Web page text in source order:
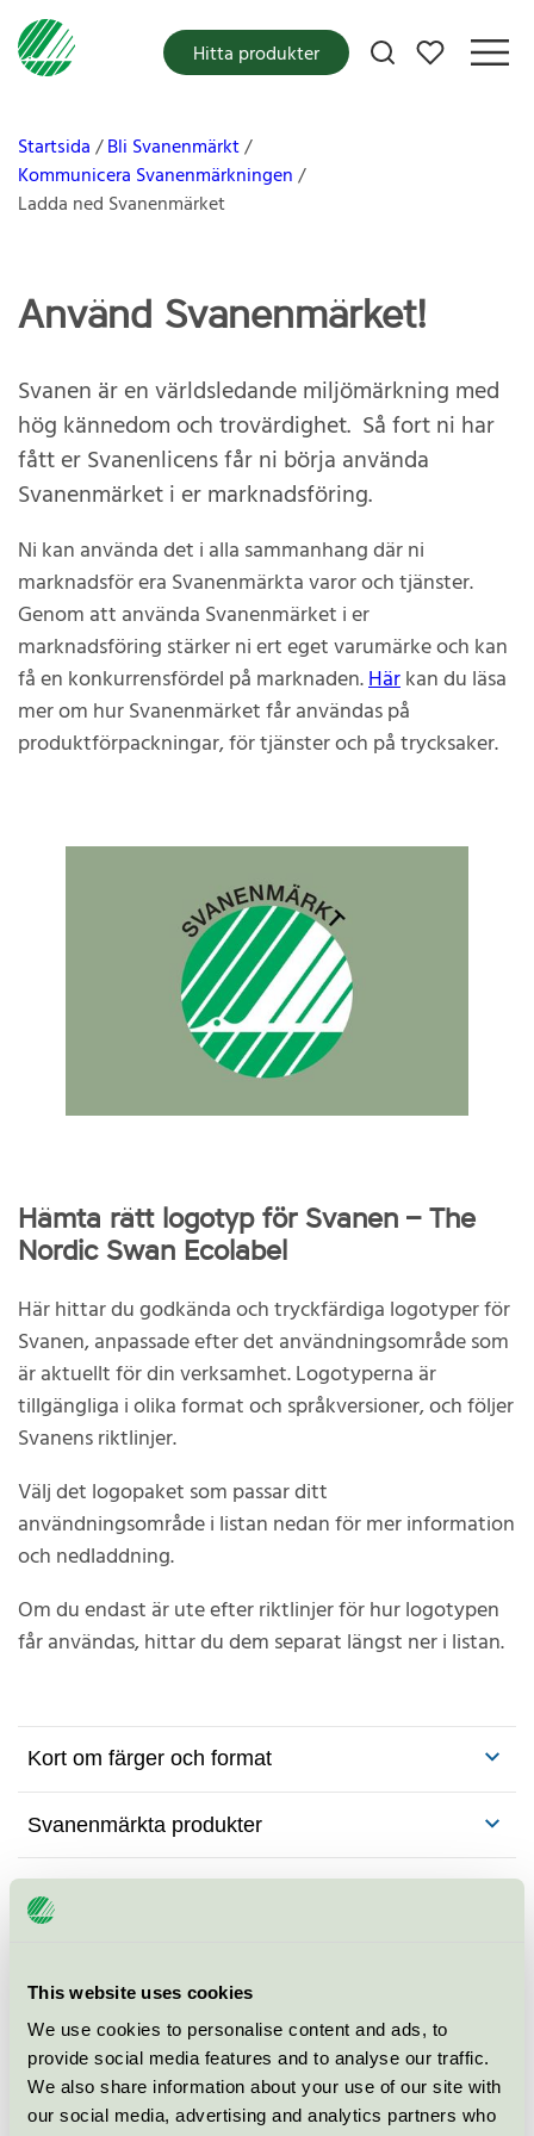
This website uses cookies
We use cookies to personalise content and ads, to
provide social media features and to analyse our traffic.
We also share information about your use of our site with
our social media, advertising and analytics partners who
Mina favoriter
Hitta produkter
Startsida
Bli Svanenmärkt
Kommunicera Svanenmärkningen
Ladda ned Svanenmärket
Använd Svanenmärket!
Svanen är en världsledande miljömärkning med
hög kännedom och trovärdighet. Så fort ni har
fått er Svanenlicens får ni börja använda
Svanenmärket i er marknadsföring.
Ni kan använda det i alla sammanhang där ni
marknadsför era Svanenmärkta varor och tjänster.
Genom att använda Svanenmärket i er
marknadsföring stärker ni ert eget varumärke och kan
få en konkurrensfördel på marknaden.Härkan du läsa
mer om hur Svanenmärket får användas på
produktförpackningar, för tjänster och på trycksaker.
Hämta rätt logotyp för Svanen – The
Nordic Swan Ecolabel
Här hittar du godkända och tryckfärdiga logotyper för
Svanen, anpassade efter det användningsområde som
är aktuellt för din verksamhet. Logotyperna är
tillgängliga i olika format och språkversioner, och följer
Svanens riktlinjer.
Välj det logopaket som passar ditt
användningsområde i listan nedan för mer information
och nedladdning.
Om du endast är ute efter riktlinjer för hur logotypen
får användas, hittar du dem separat längst ner i listan.
Kort om färger och format
Svanenmärkta produkter
Förpackningar flytande livsmedel
Rengöring av vätskeskadad elektronik